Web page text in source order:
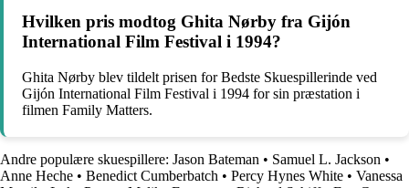
Hvilken pris modtog Ghita Nørby fra Gijón
International Film Festival i 1994?
Ghita Nørby blev tildelt prisen for Bedste Skuespillerinde ved
Gijón International Film Festival i 1994 for sin præstation i
filmen Family Matters.
Andre populære skuespillere: Jason Bateman • Samuel L. Jackson •
Anne Heche • Benedict Cumberbatch • Percy Hynes White • Vanessa